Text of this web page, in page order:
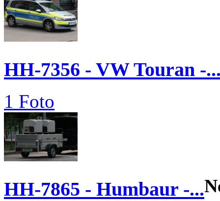
HH-7356 - VW Touran -
1 Foto
HH-7865 - Humbaur -...